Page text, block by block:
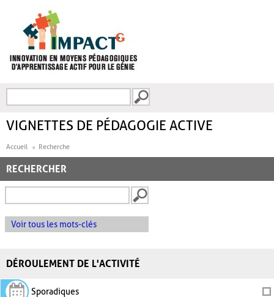
FORMULAIRE DE
VIGNETTES DE PÉDAGOGIE ACTIVE
Accueil Recherche
RECHERCHER
Voir tous les mots-clés
DÉROULEMENT DE L'ACTIVITÉ
Sporadiques